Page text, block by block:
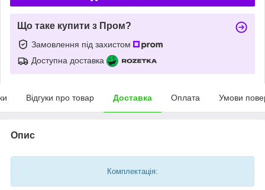
Що таке купити з Пром?
Замовлення під захистом
Доступна доставка
Відгуки про товар Доставка Оплата Умови
Опис
Комплектація: